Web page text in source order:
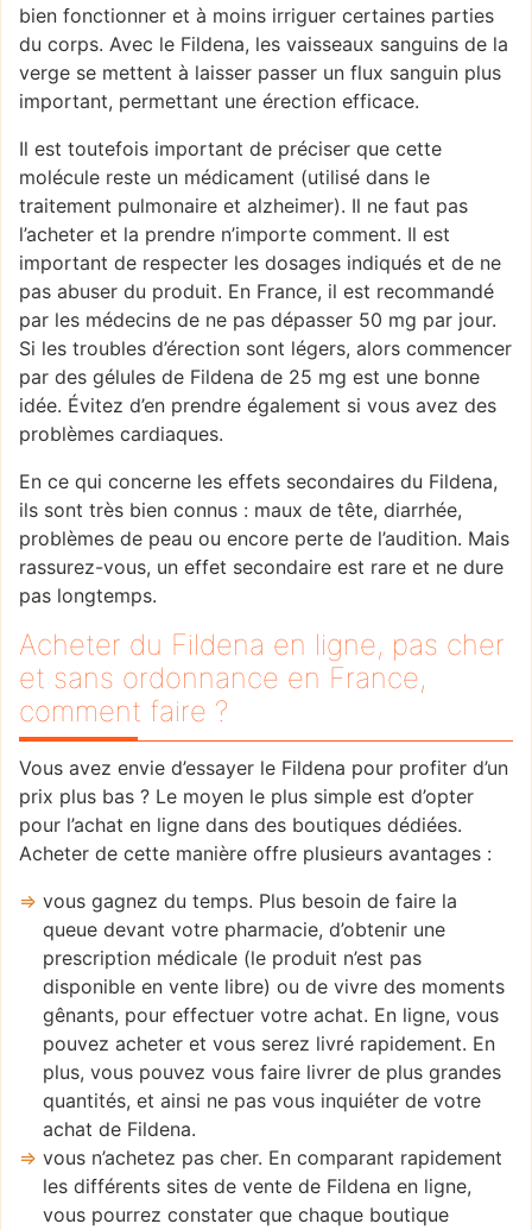
bien fonctionner et à moins irriguer certaines parties
du corps. Avec le Fildena, les vaisseaux sanguins de la
verge se mettent à laisser passer un flux sanguin plus
important, permettant une érection efficace.
Il est toutefois important de préciser que cette
molécule reste un médicament (utilisé dans le
traitement pulmonaire et alzheimer). Il ne faut pas
l’acheter et la prendre n’importe comment. Il est
important de respecter les dosages indiqués et de ne
pas abuser du produit. En France, il est recommandé
par les médecins de ne pas dépasser 50 mg par jour.
Si les troubles d’érection sont légers, alors commencer
par des gélules de Fildena de 25 mg est une bonne
idée. Évitez d’en prendre également si vous avez des
problèmes cardiaques.
En ce qui concerne les effets secondaires du Fildena,
ils sont très bien connus : maux de tête, diarrhée,
problèmes de peau ou encore perte de l’audition. Mais
rassurez-vous, un effet secondaire est rare et ne dure
pas longtemps.
Acheter du Fildena en ligne, pas cher
et sans ordonnance en France,
comment faire ?
Vous avez envie d’essayer le Fildena pour profiter d’un
prix plus bas ? Le moyen le plus simple est d’opter
pour l’achat en ligne dans des boutiques dédiées.
Acheter de cette manière offre plusieurs avantages :
vous gagnez du temps. Plus besoin de faire la
queue devant votre pharmacie, d’obtenir une
prescription médicale (le produit n’est pas
disponible en vente libre) ou de vivre des moments
gênants, pour effectuer votre achat. En ligne, vous
pouvez acheter et vous serez livré rapidement. En
plus, vous pouvez vous faire livrer de plus grandes
quantités, et ainsi ne pas vous inquiéter de votre
achat de Fildena.
vous n’achetez pas cher. En comparant rapidement
les différents sites de vente de Fildena en ligne,
vous pourrez constater que chaque boutique